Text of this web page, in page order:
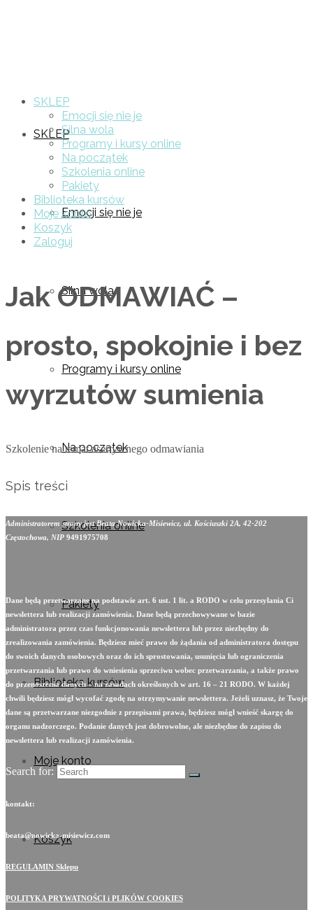
SKLEP
Emocji się nie je
Silna wola
Programy i kursy online
Na początek
Szkolenia online
Pakiety
Biblioteka kursów
Moje konto
Koszyk
SKLEP
Emocji się nie je
Silna wola
Programy i kursy online
Na początek
Szkolenia online
Pakiety
Biblioteka kursów
Moje konto
Koszyk
Zaloguj
Jak ODMAWIAĆ –
prosto, spokojnie i bez
wyrzutów sumienia
Szkolenie na temat asertywnego odmawiania
Spis treści
Administratorem strony jest Beata Nowicka-Misiewicz, ul. Kościuszki 2A, 42-202
Częstochowa, NIP 9491975708
Dane będą przetwarzane na podstawie art. 6 ust. 1 lit. a RODO w celu przesyłania Ci
newslettera lub realizacji zamówienia. Dane będą przechowywane w bazie
administratora przez czas funkcjonowania newslettera lub przez niezbędny do
zrealizowania zamówienia. Będziesz mieć prawo do żądania od administratora dostępu
do swoich danych osobowych oraz do ich sprostowania, usunięcia lub ograniczenia
przetwarzania lub prawo do wniesienia sprzeciwu wobec przetwarzania, a także prawo
do przenoszenia danych – na zasadach określonych w art. 16 – 21 RODO. W każdej
chwili będziesz mógł wycofać zgodę na otrzymywanie newslettera. Jeżeli uznasz, że Twoje
dane są przetwarzane niezgodnie z przepisami prawa, będziesz mógł wnieść skargę do
organu nadzorczego. Podanie danych jest dobrowolne, ale niezbędne do zapisu do
newslettera lub realizacji zamówienia.
Search for:
kontakt:
beata@nowicka-misiewicz.com
REGULAMIN Sklepu
POLITYKA PRYWATNOŚCI i PLIKÓW COOKIES